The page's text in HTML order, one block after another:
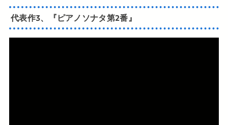
代表作3、『ピアノソナタ第2番』